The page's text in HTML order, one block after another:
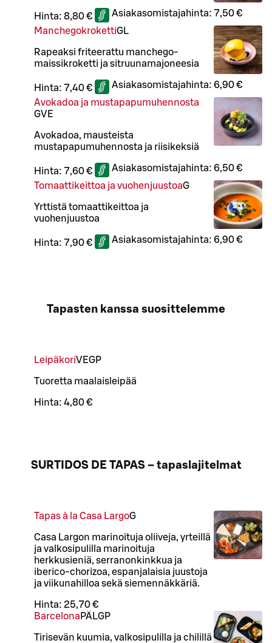
Hinta: 8,80 € Asiakasomistajahinta: 7,50 €
ManchegokrokettiGL
Rapeaksi friteerattu manchego-
maissikroketti ja sitruunamajoneesia
Hinta: 7,40 € Asiakasomistajahinta: 6,90 €
Avokadoa ja mustapapumuhennosta
GVE
Avokadoa, mausteista
mustapapumuhennosta ja riisikeksiä
Hinta: 7,60 € Asiakasomistajahinta: 6,50 €
Tomaattikeittoa ja vuohenjuustoaG
Yrttistä tomaattikeittoa ja
vuohenjuustoa
Hinta: 7,90 € Asiakasomistajahinta: 6,90 €
Tapasten kanssa suosittelemme
LeipäkoriVEGP
Tuoretta maalaisleipää
Hinta: 4,80 €
SURTIDOS DE TAPAS – tapaslajitelmat
Tapas à la Casa LargoG
Casa Largon marinoituja oliiveja, yrteillä
ja valkosipulilla marinoituja
herkkusieniä, serranonkinkkua ja
iberico-chorizoa, espanjalaisia juustoja
ja viikunahilloa sekä siemennäkkäriä.
Hinta: 25,70 €
Barcelona PÄ LGP
Tirisevän kuumia, valkosipulilla ja chilillä